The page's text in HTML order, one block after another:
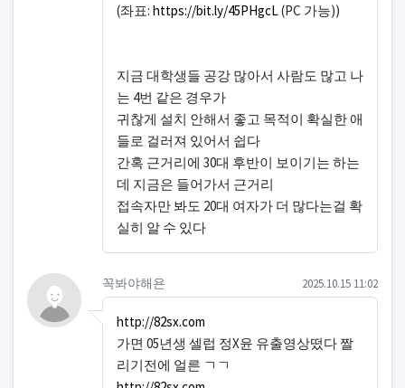
(좌표: https://bit.ly/45PHgcL(PC 가능))
지금 대학생들 공강 많아서 사람도 많고 나
는 4번 같은 경우가
귀찮게 설치 안해서 좋고 목적이 확실한 애
들로 걸러져 있어서 쉽다
간혹 근거리에 30대 후반이 보이기는 하는
데 지금은 들어가서 근거리
접속자만 봐도 20대 여자가 더 많다는걸 확
실히 알 수 있다
꼭봐야해욘님의 댓글
꼭봐야해욘 작성일
2025.10.15 11:02
http://82sx.com
가면 05년생 셀럽 정X윤 유출영상떴다 짤
리기전에 얼른 ㄱㄱ